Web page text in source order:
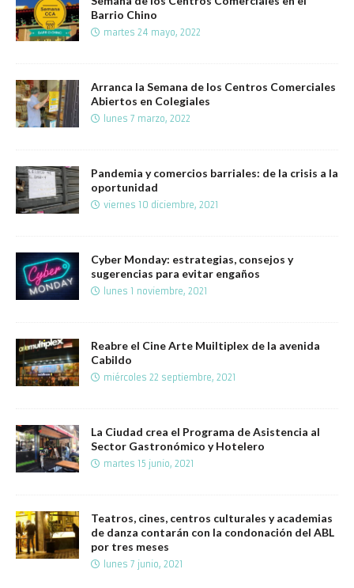
Barrio Chino
martes 24 mayo, 2022
Arranca la Semana de los Centros Comerciales
Abiertos en Colegiales
lunes 7 marzo, 2022
Pandemia y comercios barriales: de la crisis a la
oportunidad
viernes 10 diciembre, 2021
Cyber Monday: estrategias, consejos y
sugerencias para evitar engaños
lunes 1 noviembre, 2021
Reabre el Cine Arte Muiltiplex de la avenida
Cabildo
miércoles 22 septiembre, 2021
La Ciudad crea el Programa de Asistencia al
Sector Gastronómico y Hotelero
martes 15 junio, 2021
Teatros, cines, centros culturales y academias
de danza contarán con la condonación del ABL
por tres meses
lunes 7 junio, 2021